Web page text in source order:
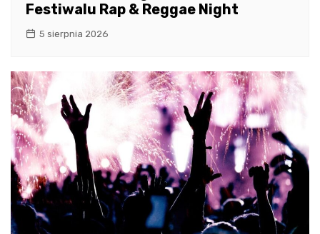
Festiwalu Rap & Reggae Night
5 sierpnia 2026